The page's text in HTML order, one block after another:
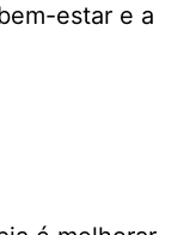
estar e a